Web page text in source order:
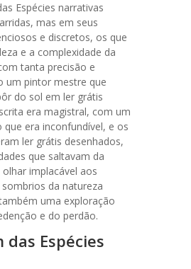
Espécies narrativas
mas em seus
e discretos, os que
e a complexidade da
tanta precisão e
um pintor mestre que
do sol em ler grátis
era magistral, com um
que era inconfundível, e os
ler grátis desenhados,
que saltavam da
implacável aos
da natureza
uma exploração
e do perdão.
das Espécies